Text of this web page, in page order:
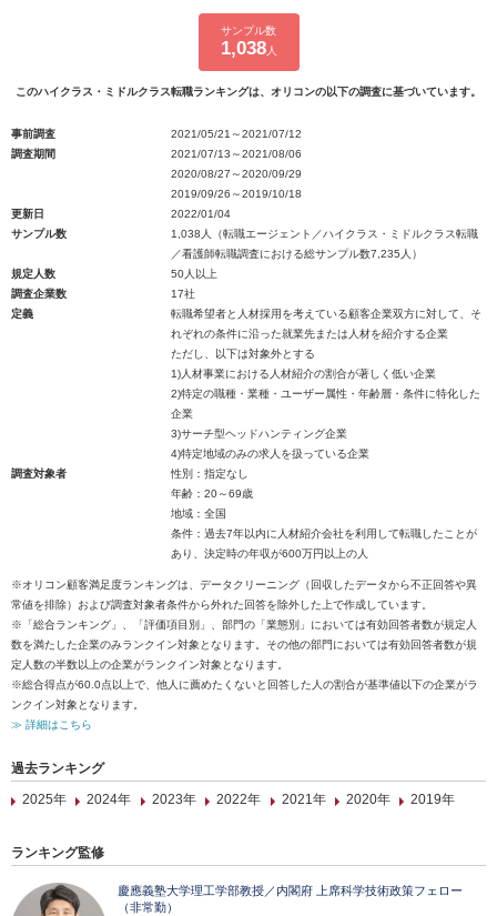
サンプル数
1,038人
このハイクラス・ミドルクラス転職ランキングは、オリコンの以下の調査に基づいています。
事前調査
2021/05/21～2021/07/12
調査期間
2021/07/13～2021/08/06
2020/08/27～2020/09/29
2019/09/26～2019/10/18
更新日
2022/01/04
サンプル数
1,038人（転職エージェント／ハイクラス・ミドルクラス転職
／看護師転職調査における総サンプル数7,235人）
規定人数
50人以上
調査企業数
17社
定義
転職希望者と人材採用を考えている顧客企業双方に対して、そ
れぞれの条件に沿った就業先または人材を紹介する企業
ただし、以下は対象外とする
1)人材事業における人材紹介の割合が著しく低い企業
2)特定の職種・業種・ユーザー属性・年齢層・条件に特化した
企業
3)サーチ型ヘッドハンティング企業
4)特定地域のみの求人を扱っている企業
調査対象者
性別：指定なし
年齢：20～69歳
地域：全国
条件：過去7年以内に人材紹介会社を利用して転職したことが
あり、決定時の年収が600万円以上の人
※オリコン顧客満足度ランキングは、データクリーニング（回収したデータから不正回答や異
常値を排除）および調査対象者条件から外れた回答を除外した上で作成しています。
※「総合ランキング」、「評価項目別」、部門の「業態別」においては有効回答者数が規定人
数を満たした企業のみランクイン対象となります。その他の部門においては有効回答者数が規
定人数の半数以上の企業がランクイン対象となります。
※総合得点が60.0点以上で、他人に薦めたくないと回答した人の割合が基準値以下の企業がラ
ンクイン対象となります。
≫ 詳細はこちら
過去ランキング
2025年
2024年 2023年 2022年 2021年 2020年 2019年
ランキング監修
慶應義塾大学理工学部教授／内閣府 上席科学技術政策フェロー
（非常勤）